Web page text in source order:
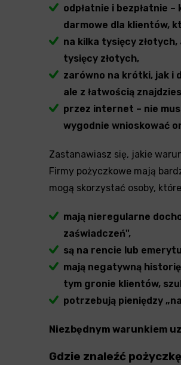
odpłatnie i bezpłatnie
darmowe dla klientów,
na kilka tysięcy
tysięcy złotych,
zarówno na krótki, jak i
ale z łatwością
przez internet – nie
wygodnie wnioskować
Zastanawiasz się, jakie
Firmy pożyczkowe mają
mogą skorzystać osoby,
mają nieregularne
zaświadczeń",
są na rencie lub
mają negatywną
tym gronie klientów,
potrzebują pieniędzy
Niezbędnym warunkiem
Gdzie znaleźć